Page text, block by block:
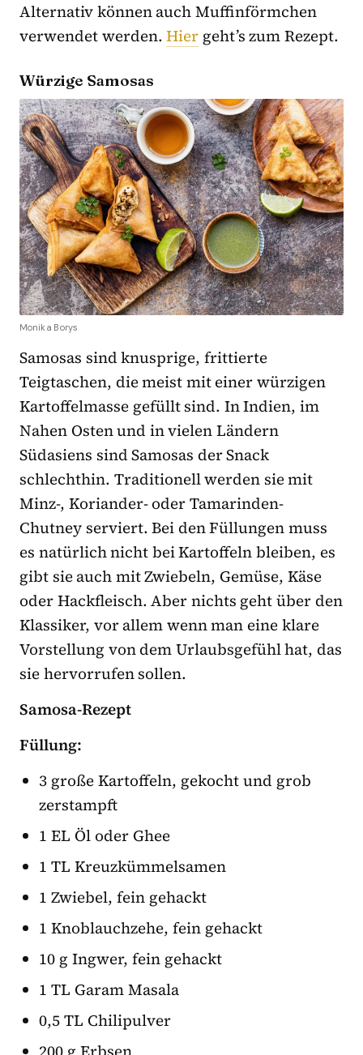
Alternativ können auch Muffinförmchen
verwendet werden.Hier geht’s zum Rezept.
Würzige Samosas
Monika Borys
Samosas sind knusprige, frittierte
Teigtaschen, die meist mit einer würzigen
Kartoffelmasse gefüllt sind. In Indien, im
Nahen Osten und in vielen Ländern
Südasiens sind Samosas der Snack
schlechthin. Traditionell werden sie mit
Minz-, Koriander- oder Tamarinden-
Chutney serviert. Bei den Füllungen muss
es natürlich nicht bei Kartoffeln bleiben, es
gibt sie auch mit Zwiebeln, Gemüse, Käse
oder Hackfleisch. Aber nichts geht über den
Klassiker, vor allem wenn man eine klare
Vorstellung von dem Urlaubsgefühl hat, das
sie hervorrufen sollen.
Samosa-Rezept
Füllung:
3 große Kartoffeln, gekocht und grob
zerstampft
1 EL Öl oder Ghee
1 TL Kreuzkümmelsamen
1 Zwiebel, fein gehackt
1 Knoblauchzehe, fein gehackt
10 g Ingwer, fein gehackt
1 TL Garam Masala
0,5 TL Chilipulver